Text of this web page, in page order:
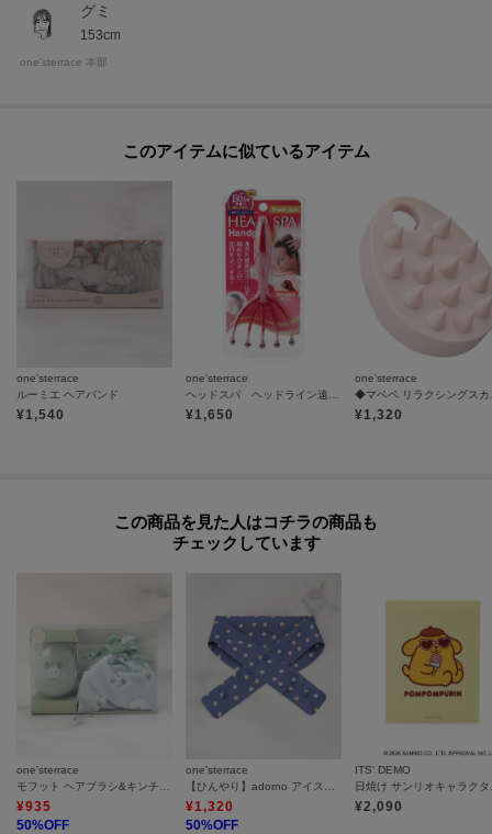
※照明の関係により、実際よりも色味が違って見える場合があります。ま
が異なる場合もございます。
グミ
153cm
one'sterrace 本部
このアイテムに似ているアイテム
one'sterrace
ルーミエ ヘアバンド
¥1,540
one'sterrace
¥1,650
one'sterrace
¥1,320
この商品を見た人はコチラの商品も
チェックしています
one'sterrace
モフット ヘアブラシ&キンチャクギフト
¥935
50%OFF
one'sterrace
【ひんやり】adorno アイスネッククーラー
¥1,320
50%OFF
ITS' DEMO
日
¥2,090